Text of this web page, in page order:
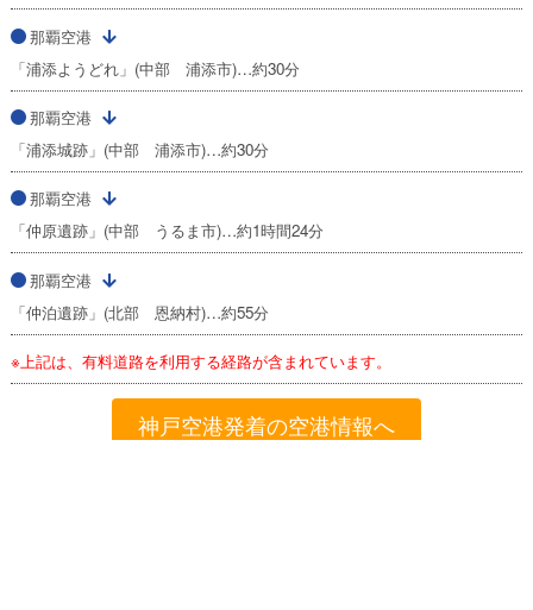
那覇空港
「浦添ようどれ」(中部 浦添市)…約30分
那覇空港
「浦添城跡」(中部 浦添市)…約30分
那覇空港
「仲原遺跡」(中部 うるま市)…約1時間24分
那覇空港
「仲泊遺跡」(北部 恩納村)…約55分
※上記は、有料道路を利用する経路が含まれています。
神戸空港発着の空港情報へ